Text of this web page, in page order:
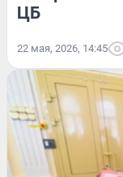
ЦБ
22 мая, 2026, 14:45